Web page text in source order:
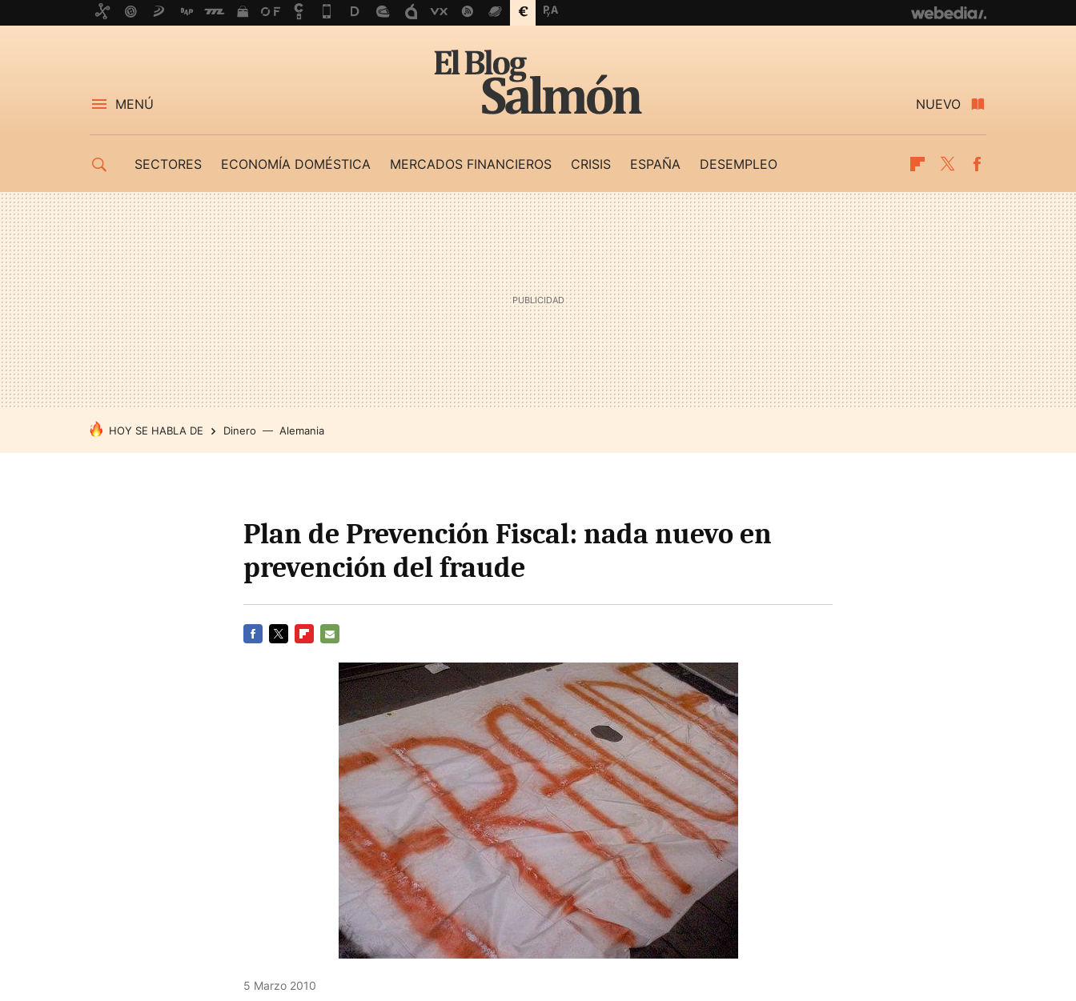
MENÚ NUEVO
SECTORES ECONOMÍA DOMÉSTICA MERCADOS FINANCIEROS CRISIS ESPAÑA DESEMPLEO Flipboard
Twitter
HOY SE HABLA DE Dinero Alemania
Plan de Prevención Fiscal: nada nuevo en
prevención del fraude
MAIL
5 Marzo 2010